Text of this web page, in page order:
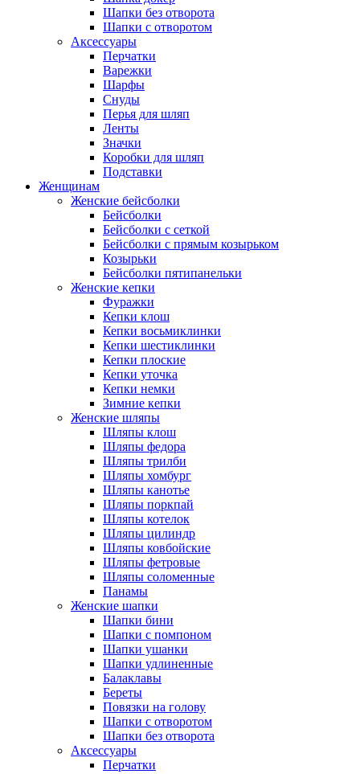
Шапки без отворота
Шапки с отворотом
Аксессуары
Перчатки
Варежки
Шарфы
Снуды
Перья для шляп
Ленты
Значки
Коробки для шляп
Подставки
Женщинам
Женские бейсболки
Бейсболки
Бейсболки с сеткой
Бейсболки с прямым козырьком
Козырьки
Бейсболки пятипанельки
Женские кепки
Фуражки
Кепки клош
Кепки восьмиклинки
Кепки шестиклинки
Кепки плоские
Кепки уточка
Кепки немки
Зимние кепки
Женские шляпы
Шляпы клош
Шляпы федора
Шляпы трилби
Шляпы хомбург
Шляпы канотье
Шляпы поркпай
Шляпы котелок
Шляпы цилиндр
Шляпы ковбойские
Шляпы фетровые
Шляпы соломенные
Панамы
Женские шапки
Шапки бини
Шапки с помпоном
Шапки ушанки
Шапки удлиненные
Балаклавы
Береты
Повязки на голову
Шапки с отворотом
Шапки без отворота
Аксессуары
Перчатки